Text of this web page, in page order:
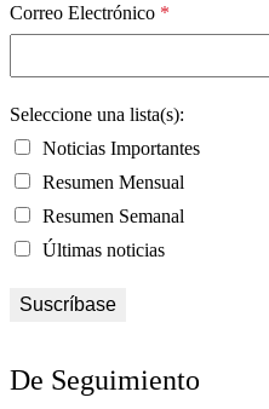
Correo Electrónico *
Seleccione una lista(s):
Noticias Importantes
Resumen Mensual
Resumen Semanal
Últimas noticias
De Seguimiento